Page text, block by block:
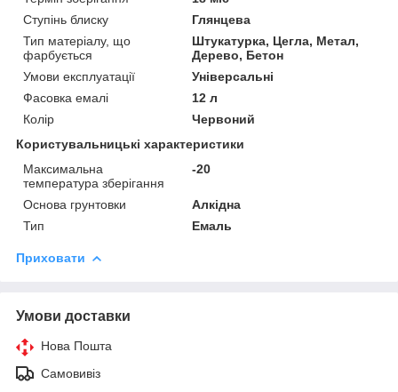
Ступінь блиску
Глянцева
Тип матеріалу, що
фарбується
Штукатурка, Цегла, Метал,
Дерево, Бетон
Умови експлуатації
Універсальні
Фасовка емалі
12 л
Колір
Червоний
Користувальницькі характеристики
Максимальна
температура зберігання
-20
Основа грунтовки
Алкідна
Тип
Емаль
Приховати
Умови доставки
Нова Пошта
Самовивіз